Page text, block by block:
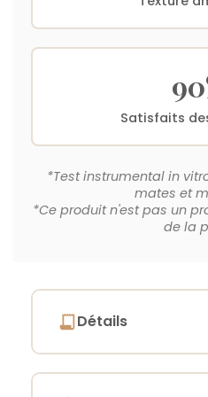
Satisfaits
*Test instrumental in
mates et
*Ce produit n'est pas un
de la
Détails